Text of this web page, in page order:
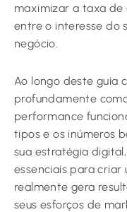
maximizar a taxa de
entre o interesse do
negócio.
Ao longo deste guia
profundamente
performance
tipos e os inúmeros
sua estratégia
essenciais para criar
realmente gera
seus esforços de